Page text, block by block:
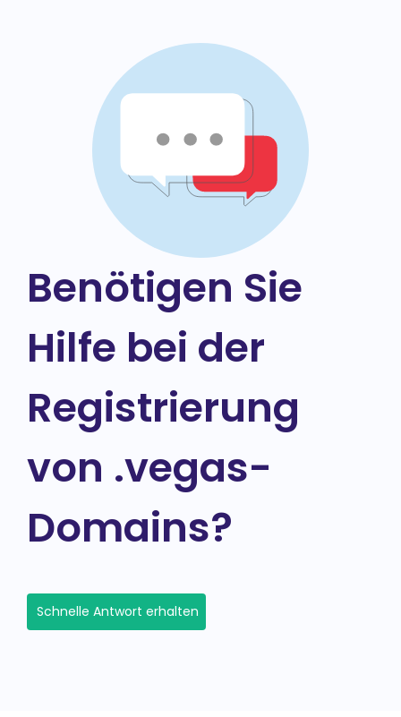
Benötigen Sie
Hilfe bei der
Registrierung
von .vegas-
Domains?
Schnelle Antwort erhalten